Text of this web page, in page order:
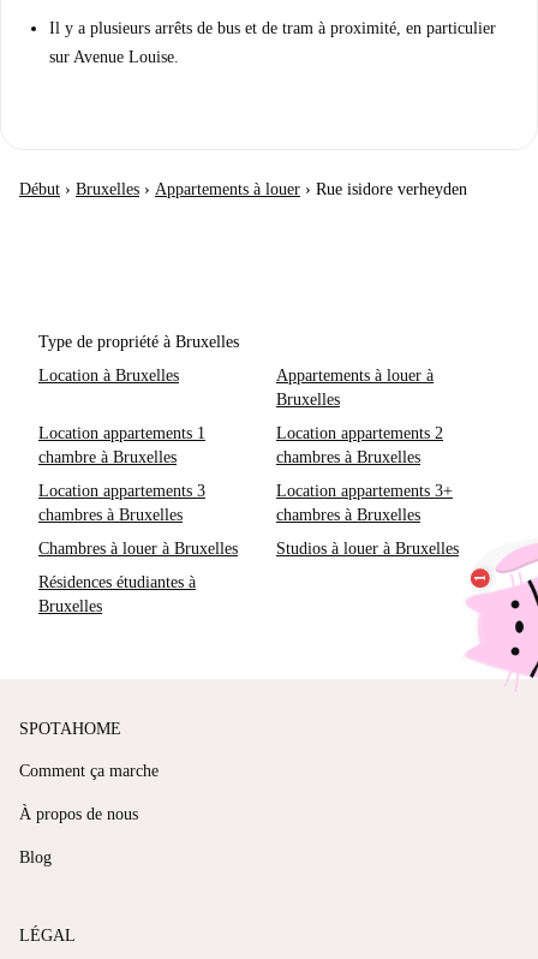
Il y a plusieurs arrêts de bus et de tram à proximité, en particulier
sur Avenue Louise.
Début › Bruxelles › Appartements à louer › Rue isidore verheyden
Type de propriété à Bruxelles
Location à Bruxelles
Appartements à louer à
Bruxelles
Location appartements 1
chambre à Bruxelles
Location appartements 2
chambres à Bruxelles
Location appartements 3
chambres à Bruxelles
Location appartements 3+
chambres à Bruxelles
Chambres à louer à Bruxelles
Studios à louer à Bruxelles
Résidences étudiantes à
Bruxelles
SPOTAHOME
Comment ça marche
À propos de nous
Blog
LÉGAL